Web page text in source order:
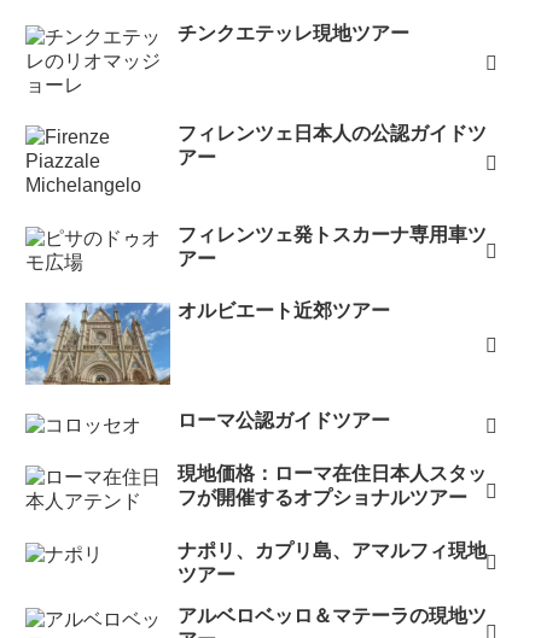
チンクエテッレ現地ツアー
フィレンツェ日本人の公認ガイドツ
アー
フィレンツェ発トスカーナ専用車ツ
アー
オルビエート近郊ツアー
ローマ公認ガイドツアー
現地価格：ローマ在住日本人スタッ
フが開催するオプショナルツアー
ナポリ、カプリ島、アマルフィ現地
ツアー
アルベロベッロ＆マテーラの現地ツ